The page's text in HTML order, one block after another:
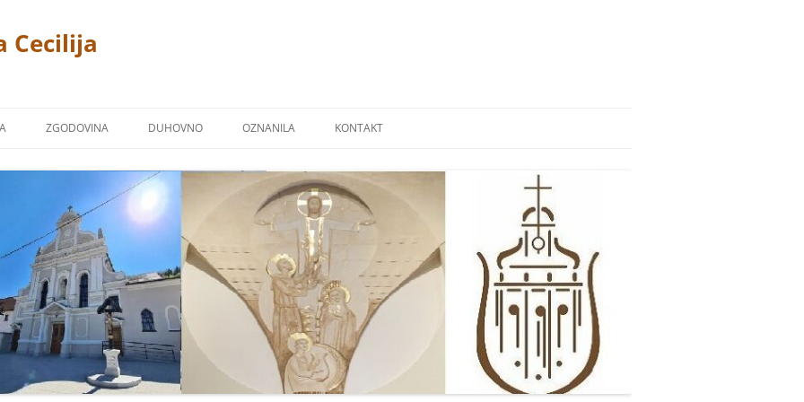
Cecilija
NA MIKLAVŠKEM
KAPUCINI
ZGODOVINA
KAPUCINSKI SAMOSTAN
FARNA KRONIKA
NAŠI ŽUPNIKI
DUHOVNO
ZAVETNIKI NAŠIH CERKVA
BLAGOSLOVI
NAŠI PRIPROŠNJIKI
MOLITVE
POSNETKI NEKATERIH PESMI
OZNANILA KONTAKT